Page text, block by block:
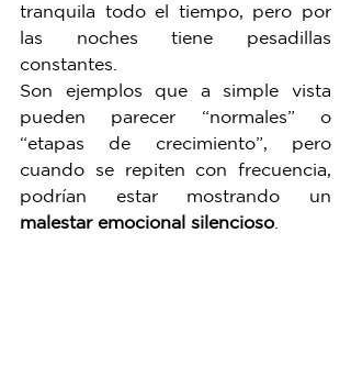
tranquila todo el tiempo, pero por
las noches tiene pesadillas
constantes.
Son ejemplos que a simple vista
pueden parecer “normales” o
“etapas de crecimiento”, pero
cuando se repiten con frecuencia,
malestar emocional silencioso.